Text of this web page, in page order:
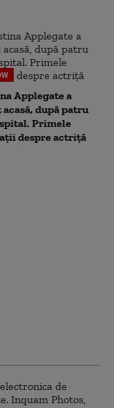
Applegate a
după patru
Primele
despre actriță